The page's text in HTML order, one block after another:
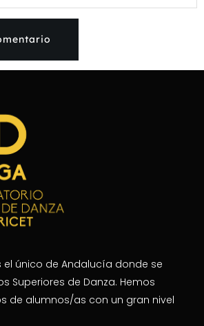
el único de Andalucía donde se
Superiores de Danza. Hemos
de alumnos/as con un gran nivel